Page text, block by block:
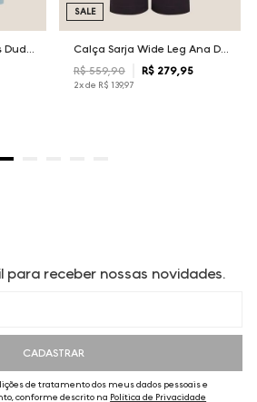
Calça Sarja Wide Leg Ana Dudalina Feminina
R$ 559,90 R$ 279, 95
2x de R$ 139,97
SALE
para receber nossas novidades.
CADASTRAR
de tratamento dos meus dados pessoais e
conforme descrito na Política de Privacidade